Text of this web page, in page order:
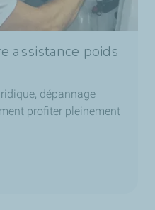
assistance poids
dépannage
profiter pleinement